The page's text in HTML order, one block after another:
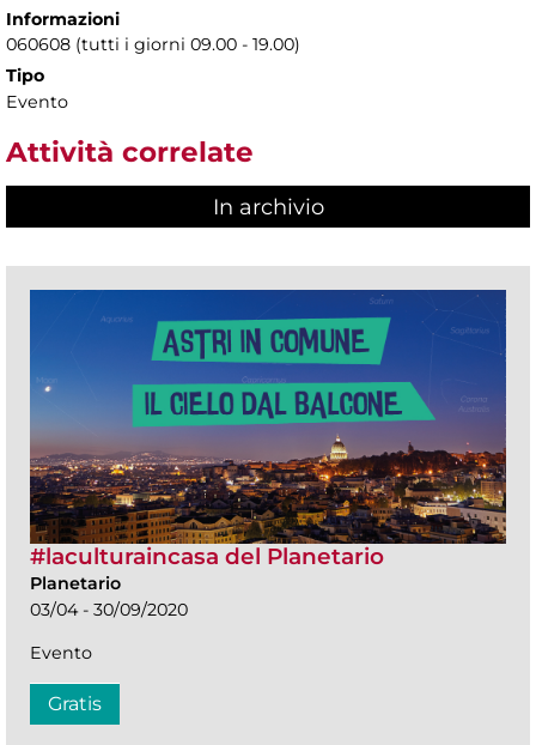
Informazioni
060608 (tutti i giorni 09.00 - 19.00)
Tipo
Evento
Attività correlate
In archivio
#laculturaincasa del Planetario
Planetario
03/04 - 30/09/2020
Evento
Gratis